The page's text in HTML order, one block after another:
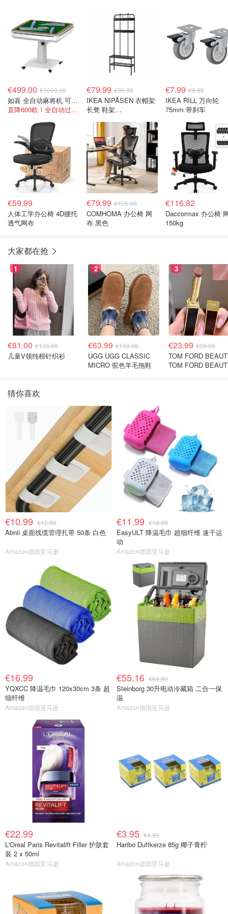
€499.00 €1099.00
如喜 全自动麻将机 可折叠 三合一
直降600欧！全自动过山车麻将机
€79.99 €99.99
IKEA NIPÅSEN 衣帽架
长凳 鞋架
€7.99 €9.99
IKEA RILL 万向轮
75mm 带刹车
€59.99
人体工学办公椅 4D腰托
透气网布
€79.99 €105.99
COMHOMA 办公椅 网
布 黑色
€116.82
Daccormax 办公椅
150kg
大家都在抢
1
€81.00 €135.00
儿童V领纯棉针织衫
2
€63.99 €159.99
UGG UGG CLASSIC
MICRO 驼色羊毛拖鞋
3
€23.99 €39.00
TOM FORD
TOM FORD
猜你喜欢
€10.99 €12.99
Abnii 桌面线缆管理扎带 50条 白色
Amazon德国亚马逊
€11.99 €14.99
EasyULT 降温毛巾 超细纤维 速干运
动
Amazon德国亚马逊
€16.99
YQXCC 降温毛巾 120x30cm 3条 超
细纤维
Amazon德国亚马逊
€55.16 €64.90
Steinborg 30升电动冷藏箱 二合一保
温
Amazon德国亚马逊
€22.99
L'Oreal Paris Revitalift Filler 护肤套
装 2 x 50ml
Amazon德国亚马逊
€3.95 €4.99
Haribo Duftkerze 85g 椰子青柠
Amazon德国亚马逊